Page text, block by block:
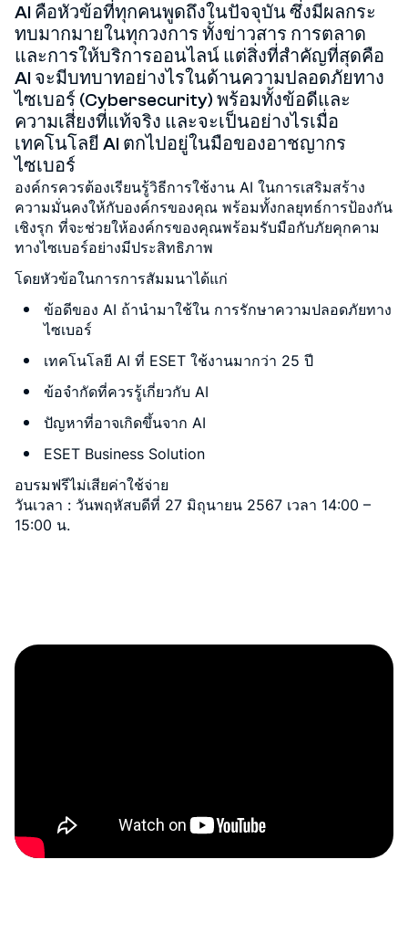
AI คือหัวข้อที่ทุกคนพูดถึงในปัจจุบัน ซึ่งมีผลกระ
ทบมากมายในทุกวงการ ทั้งข่าวสาร การตลาด
และการให้บริการออนไลน์ แต่สิ่งที่สำคัญที่สุดคือ
AI จะมีบทบาทอย่างไรในด้านความปลอดภัยทาง
ไซเบอร์ (Cybersecurity) พร้อมทั้งข้อดีและ
ความเสี่ยงที่แท้จริง และจะเป็นอย่างไรเมื่อ
เทคโนโลยี AI ตกไปอยู่ในมือของอาชญากร
ไซเบอร์
องค์กรควรต้องเรียนรู้วิธีการใช้งาน AI ในการเสริมสร้าง
ความมั่นคงให้กับองค์กรของคุณ พร้อมทั้งกลยุทธ์การป้องกัน
เชิงรุก ที่จะช่วยให้องค์กรของคุณพร้อมรับมือกับภัยคุกคาม
ทางไซเบอร์อย่างมีประสิทธิภาพ
โดยหัวข้อในการการสัมมนาได้แก่
ข้อดีของ AI ถ้านำมาใช้ใน การรักษาความปลอดภัยทาง
ไซเบอร์
เทคโนโลยี AI ที่ ESET ใช้งานมากว่า 25 ปี
ข้อจำกัดที่ควรรู้เกี่ยวกับ AI
ปัญหาที่อาจเกิดขึ้นจาก AI
ESET Business Solution
อบรมฟรีไม่เสียค่าใช้จ่าย
วันเวลา : วันพฤหัสบดีที่ 27 มิถุนายน 2567 เวลา 14:00 –
15:00 น.